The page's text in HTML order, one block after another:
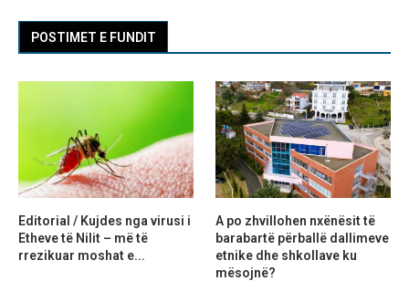
POSTIMET E FUNDIT
Editorial / Kujdes nga virusi i
Etheve të Nilit – më të
rrezikuar moshat e...
A po zhvillohen nxënësit të
barabartë përballë dallimeve
etnike dhe shkollave ku
mësojnë?